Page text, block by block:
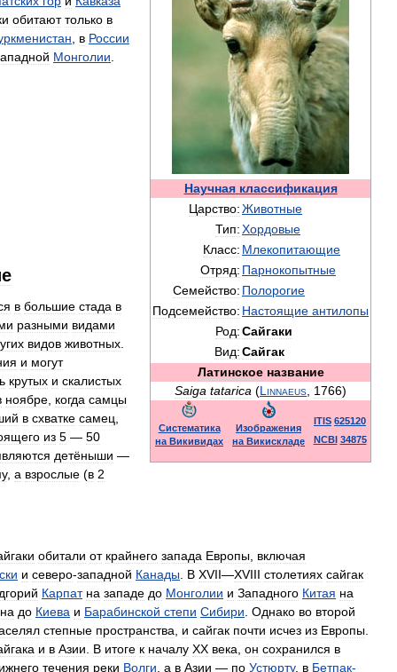
Научная классификация
Царство:Животные
Тип:Хордовые
Класс: Млекопитающие
Отряд: Парнокопытные
Семейство: Полорогие
Подсемейство: Настоящие антилопы
Род:Сайгаки
Вид:Сайгак
Латинское название
Saiga tatarica (Linnaeus 1766)
Систематика
на Викивидах
Изображения
на Викискладе
ITIS 625120
NCBI 34875
обитают только в
в России
Монголии
в большие стада в
разными видами
видов животных
и могут
крутых и скалистых
ноябре когда самцы
в схватке самец
из 5 — 50
детёныши —
, а взрослые (в 2
обитали от крайнего запада Европы включая
и северо-западной Канады В XVII—XVIII столетиях сайгак
Карпат на западе до Монголии и Западного Китая на
до Киева и Барабинской степи Сибири Однако во второй
степные пространства и сайгак почти исчез из Европы
и в Азии В итоге к началу XX века он сохранился в
течения реки Волги а в Азии — по Устюрту, в Бетпак-